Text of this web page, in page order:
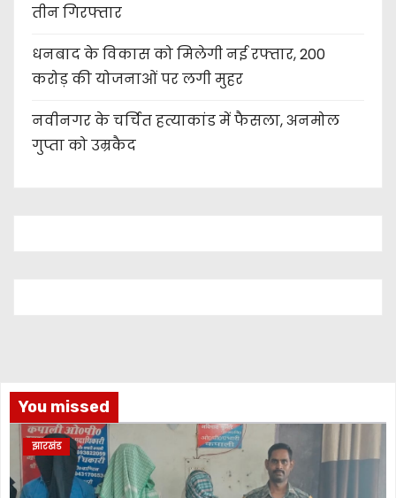
तीन गिरफ्तार
धनबाद के विकास को मिलेगी नई रफ्तार, 200
करोड़ की योजनाओं पर लगी मुहर
नवीनगर के चर्चित हत्याकांड में फैसला, अनमोल
गुप्ता को उम्रकैद
You missed
झारखंड